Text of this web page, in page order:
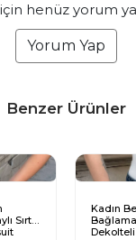
henüz yorum
Yorum Yap
Benzer Ürünler
Sırt
Kadın